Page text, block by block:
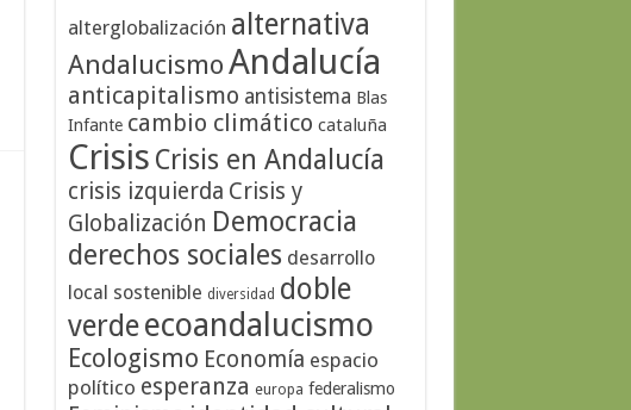
alterglobalización alternativa
AndalucismoAndalucía
anticapitalismo antisistema Blas
Infante cambio climático cataluña
Crisis Crisis en Andalucía
crisis izquierda Crisis y
Globalización Democracia
derechos sociales desarrollo
local sostenible diversidad doble
verdeecoandalucismo
Ecologismo Economía espacio
político esperanza europa federalismo